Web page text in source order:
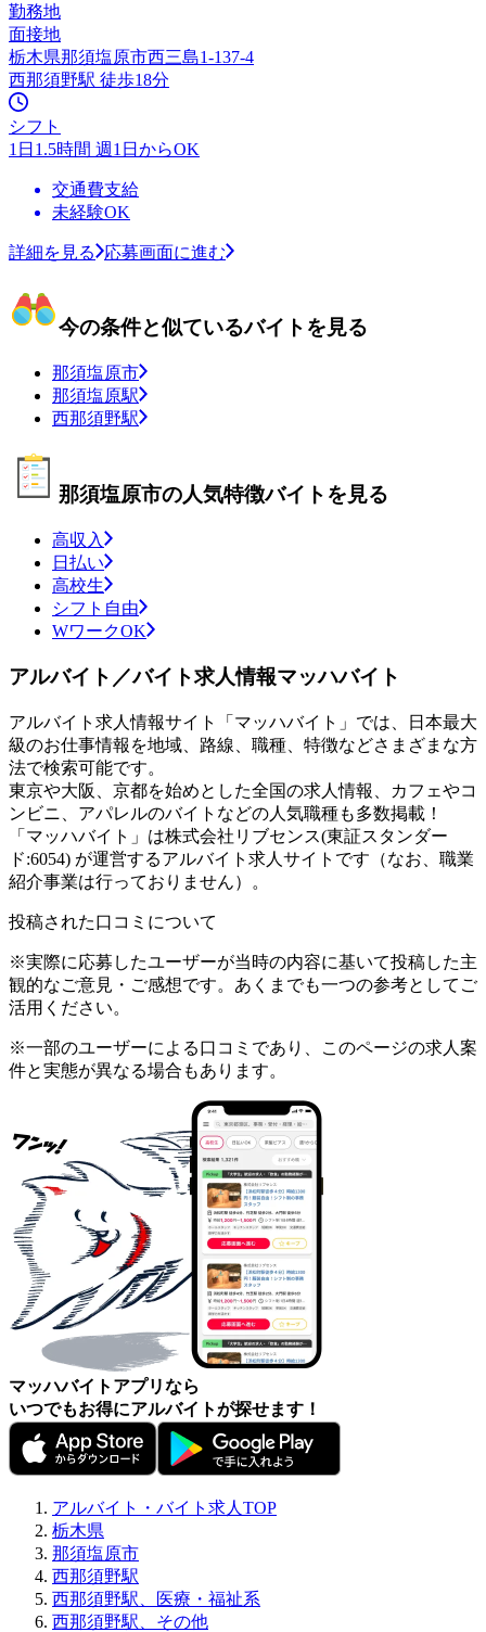
勤務地
面接地
栃木県那須塩原市西三島1-137-4
西那須野駅 徒歩18分
シフト
1日1.5時間 週1日からOK
交通費支給
未経験OK
詳細を見る 応募画面に進む
今の条件と似ているバイトを見る
那須塩原市
那須塩原駅
西那須野駅
那須塩原市の人気特徴バイトを見る
高収入
日払い
高校生
シフト自由
WワークOK
アルバイト／バイト求人情報マッハバイト
アルバイト求人情報サイト「マッハバイト」では、日本最大
級のお仕事情報を地域、路線、職種、特徴などさまざまな方
法で検索可能です。
東京や大阪、京都を始めとした全国の求人情報、カフェやコ
ンビニ、アパレルのバイトなどの人気職種も多数掲載！
「マッハバイト」は株式会社リブセンス(東証スタンダー
ド:6054) が運営するアルバイト求人サイトです（なお、職業
紹介事業は行っておりません）。
投稿された口コミについて
※実際に応募したユーザーが当時の内容に基いて投稿した主
観的なご意見・ご感想です。あくまでも一つの参考としてご
活用ください。
※一部のユーザーによる口コミであり、このページの求人案
件と実態が異なる場合もあります。
マッハバイトアプリなら
いつでもお得にアルバイトが探せます！
アルバイト・バイト求人TOP
栃木県
那須塩原市
西那須野駅
西那須野駅、医療・福祉系
西那須野駅、その他